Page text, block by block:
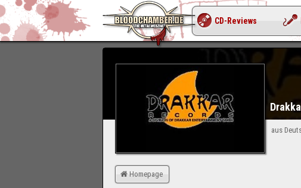
aus
Homepage
CD-Reviews